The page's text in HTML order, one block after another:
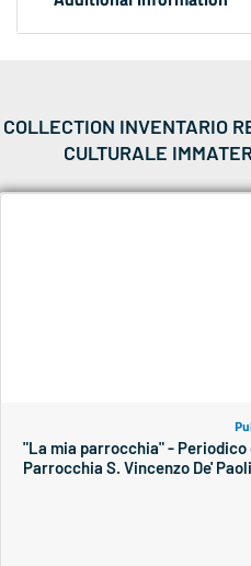
COLLECTION INVENTARIO
CULTURALE
"La mia parrocchia" - Periodico
Parrocchia S. Vincenzo De'